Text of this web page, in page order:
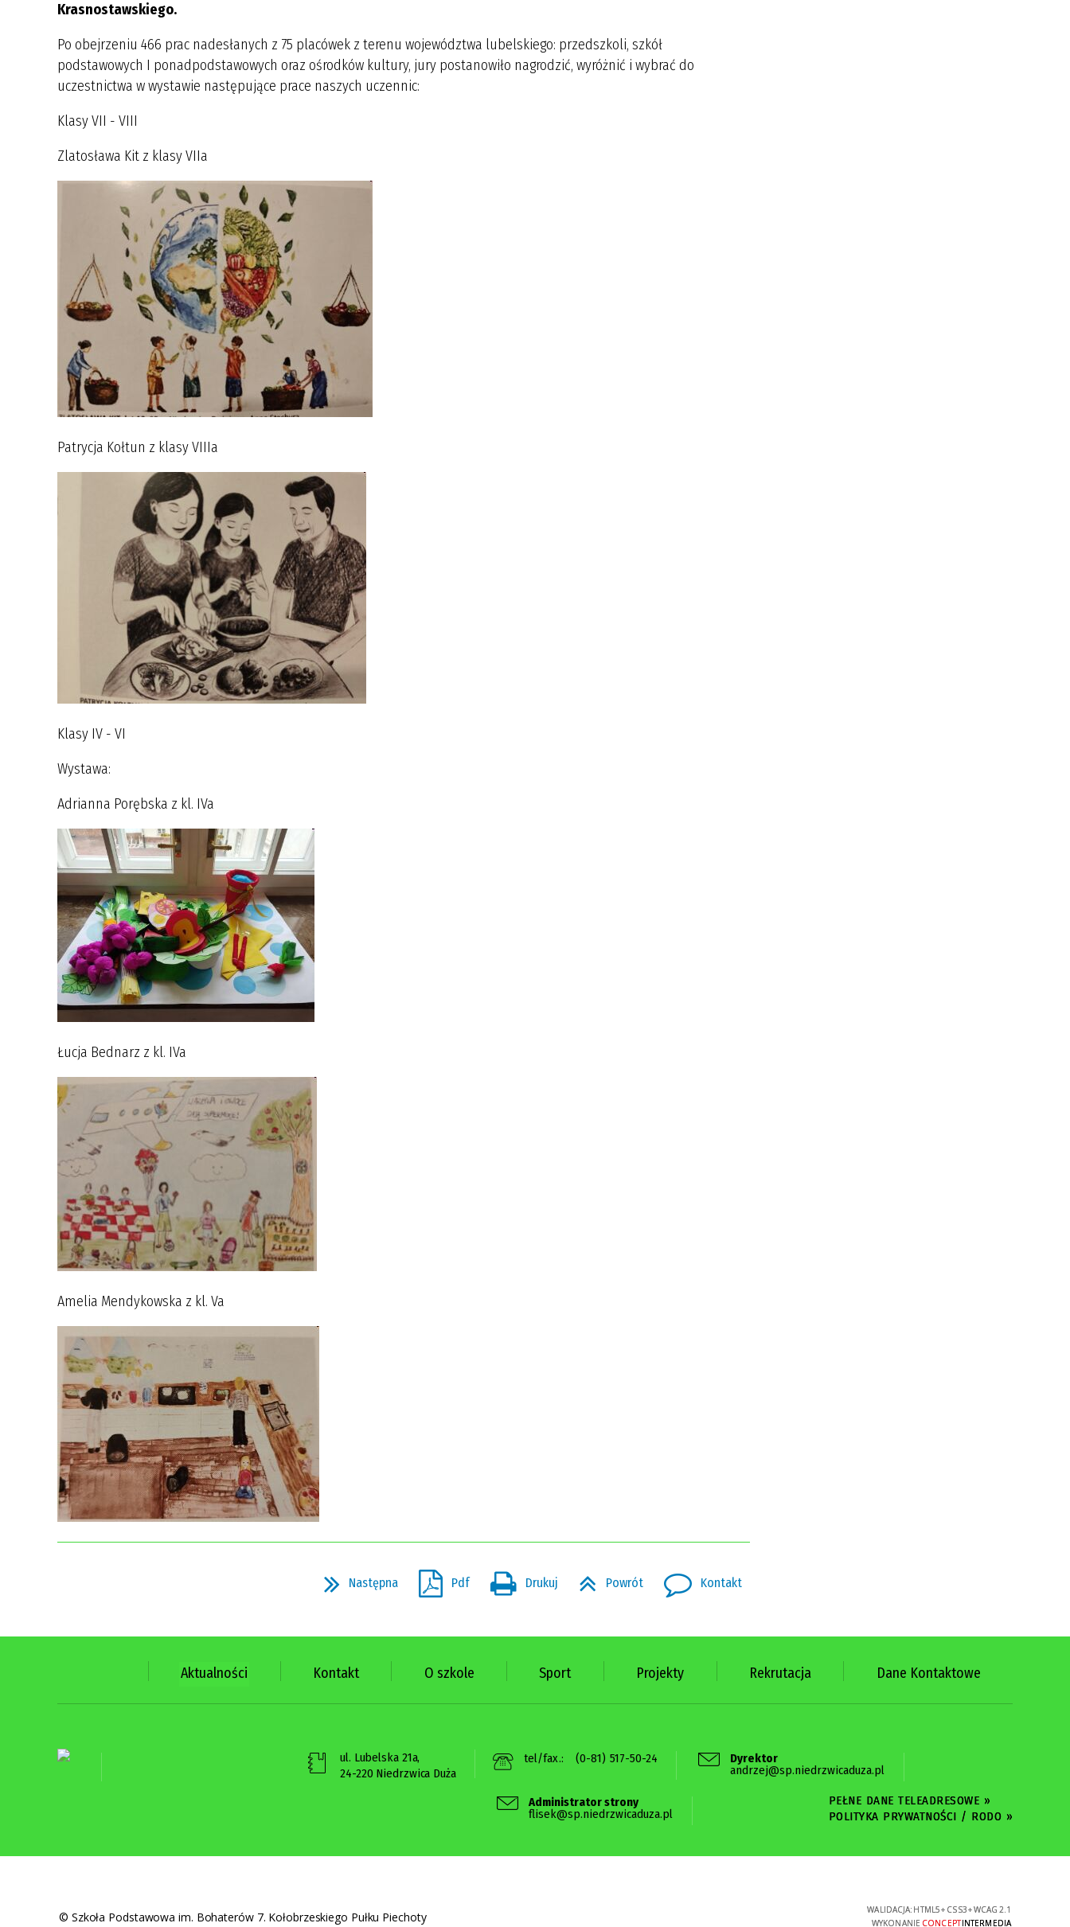
Krasnostawskiego.
Po obejrzeniu 466 prac nadesłanych z 75 placówek z terenu województwa lubelskiego: przedszkoli, szkół
podstawowych I ponadpodstawowych oraz ośrodków kultury, jury postanowiło nagrodzić, wyróżnić i wybrać do
uczestnictwa w wystawie następujące prace naszych uczennic:
Klasy VII - VIII
Zlatosława Kit z klasy VIIa
Patrycja Kołtun z klasy VIIIa
Klasy IV - VI
Wystawa:
Adrianna Porębska z kl. IVa
Łucja Bednarz z kl. IVa
Amelia Mendykowska z kl. Va
Następna Pdf Drukuj Powrót Kontakt
Aktualności Kontakt O szkole Sport Projekty Rekrutacja Dane Kontaktowe
ul. Lubelska 21a,
24-220 Niedrzwica Duża
tel/fax.: (0-81) 517-50-24
Dyrektor
andrzej@sp.niedrzwicaduza.pl
Administrator strony
flisek@sp.niedrzwicaduza.pl
PEŁNE DANE TELEADRESOWE »
POLITYKA PRYWATNOŚCI / RODO »
© Szkoła Podstawowa im. Bohaterów 7. Kołobrzeskiego Pułku Piechoty WALIDACJA: HTML5+ CSS3+WCAG 2.1
WYKONANIE CONCEPTINTERMEDIA